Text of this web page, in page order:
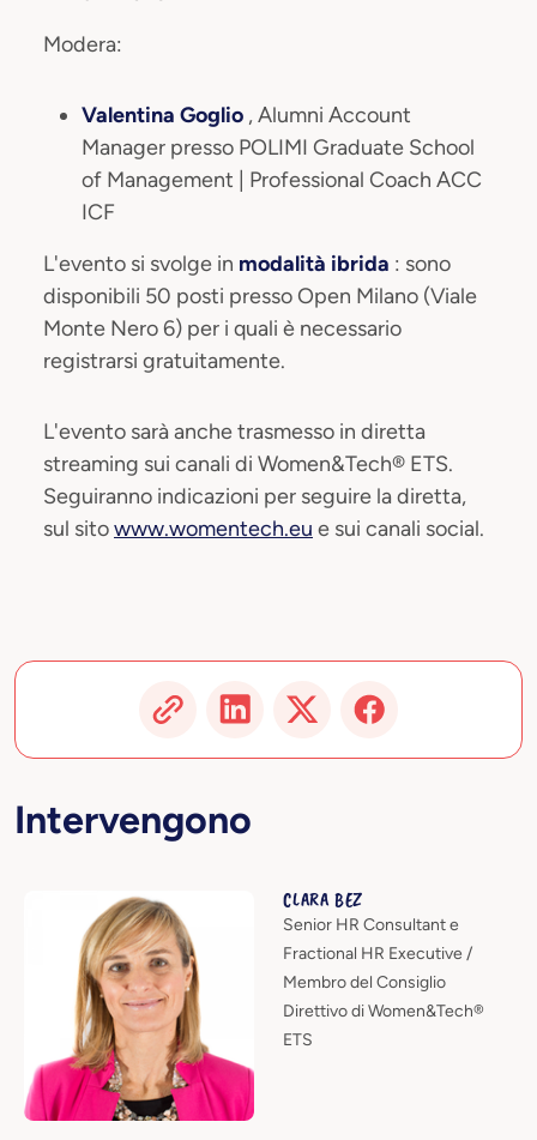
Modera:
Valentina Goglio , Alumni Account
Manager presso POLIMI Graduate School
of Management | Professional Coach ACC
ICF
L'evento si svolge in modalità ibrida : sono
disponibili 50 posti presso Open Milano (Viale
Monte Nero 6) per i quali è necessario
registrarsi gratuitamente.
L'evento sarà anche trasmesso in diretta
streaming sui canali di Women&Tech® ETS.
Seguiranno indicazioni per seguire la diretta,
sul sitowww.womentech.eu e sui canali social.
Intervengono
CLARA BEZ
Senior HR Consultant e
Fractional HR Executive /
Membro del Consiglio
Direttivo di Women&Tech®
ETS